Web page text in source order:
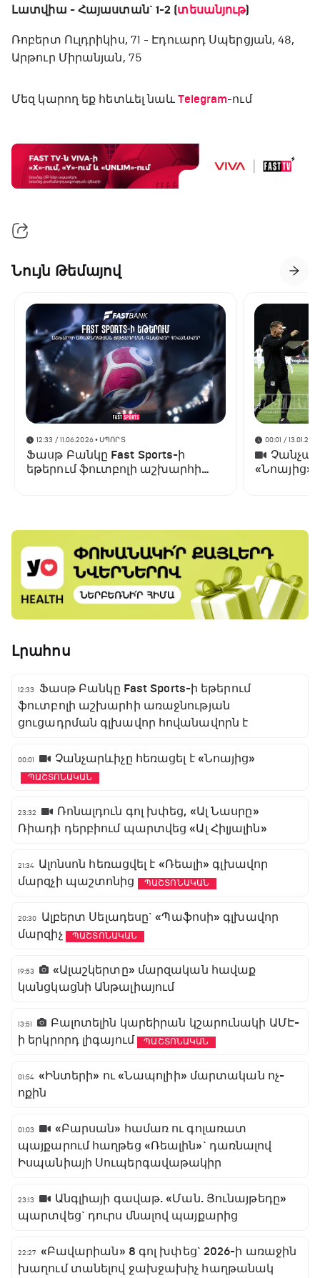
Լատվիա - Հայաստան` 1-2 (տեսանյութ)
Ռոբերտ Ուլդրիկիս, 71 - Էդուարդ Սպերցյան, 48,
Արթուր Միրանյան, 75
Մեզ կարող եք հետևել նաև Telegram-ում
Նույն Թեմայով
12:33 / 11.06.2026• ՍՊՈՐՏ
Ֆասթ Բանկը Fast Sports-ի
եթերում ֆուտբոլի աշխարհի
00:01 /
«Նոայից»
Լրահոս
12:33
Ֆասթ Բանկը Fast Sports-ի եթերում
ֆուտբոլի աշխարհի առաջնության
ցուցադրման գլխավոր հովանավորն է
00:01 Չանչարևիչը հեռացել է «Նոայից»
ՊԱՇՏՈՆԱԿԱՆ
23:32
Ռոնալդուն գոլ խփեց, «Ալ Նասրը»
Ռիադի դերբիում պարտվեց «Ալ Հիլյալին»
21:34 Ալոնսոն հեռացվել է «Ռեալի» գլխավոր
մարզչի պաշտոնից
ՊԱՇՏՈՆԱԿԱՆ
20:30
Ալբերտ Սելադեսը` «Պաֆոսի» գլխավոր
մարզիչ
ՊԱՇՏՈՆԱԿԱՆ
19:53
«Ալաշկերտը» մարզական հավաք
կանցկացնի Անթալիայում
13:51
Բալոտելին կարեիրան կշարունակի ԱՄԷ-
ի երկրորդ լիգայում
ՊԱՇՏՈՆԱԿԱՆ
01:54 «Ինտերի» ու «Նապոլիի» մարտական ոչ-
ոքին
01:03
«Բարսան» համառ ու գոլառատ
պայքարում հաղթեց «Ռեալին»` դառնալով
Իսպանիայի Սուպերգավաթակիր
23:13
Անգլիայի գավաթ. «Ման. Յունայթեդը»
պարտվեց` դուրս մնալով պայքարից
22:27 «Բավարիան» 8 գոլ խփեց` 2026-ի առաջին
խաղում տանելով ջախջախիչ հաղթանակ